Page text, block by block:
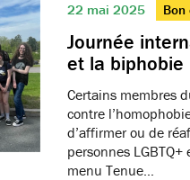
22 mai 2025 Bon
Journée
et la biphobie
Certains membres
contre
d’affirmer ou de
personnes
menu Tenue…